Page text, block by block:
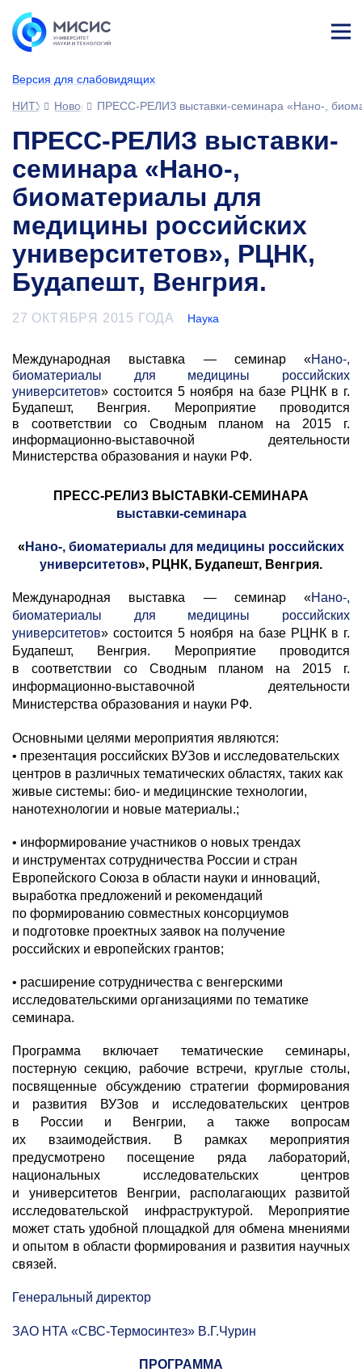
Версия для слабовидящих
ине
НИТУ МИСИС
НовостиПРЕСС-РЕЛИЗ выставки-семинара «Нано-,
ПРЕСС-РЕЛИЗ выставки-
семинара «Нано-,
биоматериалы для
медицины российских
университетов», РЦНК,
Будапешт, Венгрия.
27 ОКТЯБРЯ 2015 ГОДА Наука
Международная выставка — семинар «Нано-,
биоматериалы для медицины российских
университетов» состоится 5 ноября на базе РЦНК в г.
Будапешт, Венгрия. Мероприятие проводится
в соответствии со Сводным планом на 2015 г.
информационно-выставочной деятельности
Министерства образования и науки РФ.
ПРЕСС-РЕЛИЗ ВЫСТАВКИ-СЕМИНАРА
выставки-семинара
« Нано-, биоматериалы для медицины российских
университетов», РЦНК, Будапешт, Венгрия.
Международная выставка — семинар «Нано-,
биоматериалы для медицины российских
университетов» состоится 5 ноября на базе РЦНК в г.
Будапешт, Венгрия. Мероприятие проводится
в соответствии со Сводным планом на 2015 г.
информационно-выставочной деятельности
Министерства образования и науки РФ.
Основными целями мероприятия являются:
• презентация российских ВУЗов и исследовательских
центров в различных тематических областях, таких как
живые системы: био- и медицинские технологии,
нанотехнологии и новые материалы.;
• информирование участников о новых трендах
и инструментах сотрудничества России и стран
Европейского Союза в области науки и инноваций,
выработка предложений и рекомендаций
по формированию совместных консорциумов
и подготовке проектных заявок на получение
российских и европейских грантов;
• расширение сотрудничества с венгерскими
исследовательскими организациями по тематике
семинара.
Программа включает тематические семинары,
постерную секцию, рабочие встречи, круглые столы,
посвященные обсуждению стратегии формирования
и развития ВУЗов и исследовательских центров
в России и Венгрии, а также вопросам
их взаимодействия. В рамках мероприятия
предусмотрено посещение ряда лабораторий,
национальных исследовательских центров
и университетов Венгрии, располагающих развитой
исследовательской инфраструктурой. Мероприятие
может стать удобной площадкой для обмена мнениями
и опытом в области формирования и развития научных
связей.
Генеральный директор
ЗАО НТА «СВС-Термосинтез» В.Г.Чурин
ПРОГРАММА